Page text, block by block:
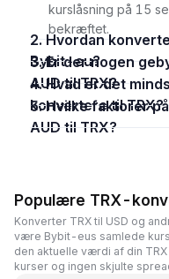
kurslåsning på 15
bekræftet.
2. Hvordan konverterer jeg AUD til TRX på
Bybit-eu?
3. Er der nogen gebyrer for at konvertere
AUD til TRX?
4. Hvad er det mindste beløb af AUD, jeg kan
konvertere til TRX?
5. Hvilke faktorer påvirker valutakursen fra
AUD til TRX?
Populære TRX-
Konverter TRX til USD og
være Bybit-eus samlede
den aktuelle værdi af din
kurser og ingen skjulte